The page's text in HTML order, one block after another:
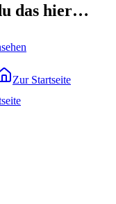
das hier…
Zur Startseite